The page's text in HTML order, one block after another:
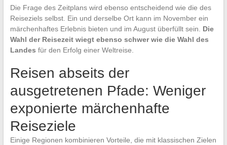
Die Frage des Zeitplans wird ebenso entscheidend wie die des
Reiseziels selbst. Ein und derselbe Ort kann im November ein
märchenhaftes Erlebnis bieten und im August überfüllt sein. Die
Wahl der Reisezeit wiegt ebenso schwer wie die Wahl des
Landes für den Erfolg einer Weltreise.
Reisen abseits der
ausgetretenen Pfade: Weniger
exponierte märchenhafte
Reiseziele
Einige Regionen kombinieren Vorteile, die mit klassischen Zielen